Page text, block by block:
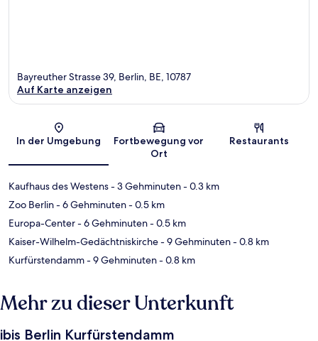
Karte
Bayreuther Strasse 39, Berlin, BE, 10787
Auf Karte anzeigen
In der Umgebung
Fortbewegung vor
Ort
Restaurants
Kaufhaus des Westens- 3 Gehminuten- 0.3 km
Zoo Berlin- 6 Gehminuten- 0.5 km
Europa-Center- 6 Gehminuten- 0.5 km
Kaiser-Wilhelm-Gedächtniskirche- 9 Gehminuten- 0.8 km
Kurfürstendamm- 9 Gehminuten- 0.8 km
Mehr zu dieser Unterkunft
ibis Berlin Kurfürstendamm